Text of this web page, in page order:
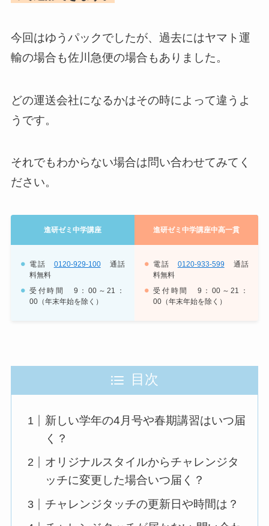
今回はゆうパックでしたが、過去にはヤマト運
輸の場合も佐川急便の場合もありました。
どの運送会社になるかはその時によって違うよ
うです。
それでもわからない場合は問い合わせてみてく
ださい。
進研ゼミ中学講座 進研ゼミ中学講座中高一貫
電話 0120-929-100通話
料無料
受付時間 9：00～21：
00（年末年始を除く）
電話 0120-933-599 通話
料無料
受付時間 9：00～21：
00（年末年始を除く）
目次
新しい学年の4月号や春期講習はいつ届
く？
オリジナルスタイルからチャレンジタ
ッチに変更した場合いつ届く？
チャレンジタッチの更新日や時間は？